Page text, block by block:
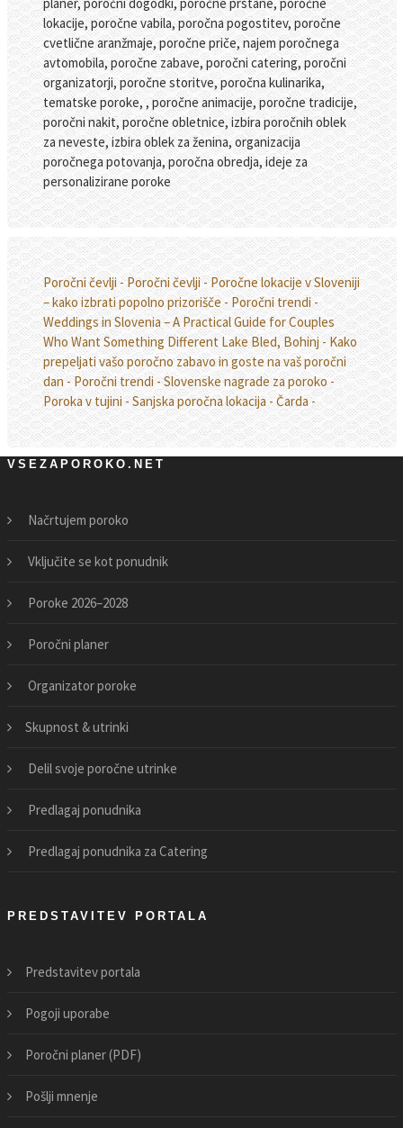
lokacije, poročne vabila, poročna pogostitev, poročne
cvetlične aranžmaje, poročne priče, najem poročnega
avtomobila, poročne zabave, poročni catering, poročni
organizatorji, poročne storitve, poročna kulinarika,
tematske poroke, , poročne animacije, poročne tradicije,
poročni nakit, poročne obletnice, izbira poročnih oblek
za neveste, izbira oblek za ženina, organizacija
poročnega potovanja, poročna obredja, ideje za
personalizirane poroke
Poročni čevlji -Poročni čevlji - Poročne lokacije v Sloveniji
– kako izbrati popolno prizorišče - Poročni trendi -
Weddings in Slovenia – A Practical Guide for Couples
Who Want Something Different Lake Bled, Bohinj -Kako
prepeljati vašo poročno zabavo in goste na vaš poročni
dan -Poročni trendi - Slovenske nagrade za poroko -
Poroka v tujini -Sanjska poročna lokacija - Čarda -
VSEZAPOROKO.NET
Načrtujem poroko
Vključite se kot ponudnik
Poroke 2026–2028
Poročni planer
Organizator poroke
Skupnost & utrinki
Delil svoje poročne utrinke
Predlagaj ponudnika
Predlagaj ponudnika za Catering
PREDSTAVITEV PORTALA
Predstavitev portala
Pogoji uporabe
Poročni planer (PDF)
Pošlji mnenje